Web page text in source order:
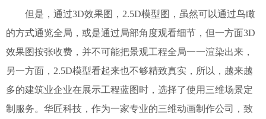
但是，通过3D效果图，2.5D模型图，虽然可以通过鸟瞰
的方式通览全局，或是通过局部角度观看细节，但一方面3D
效果图按张收费，并不可能把景观工程全局一一渲染出来，
另一方面，2.5D模型看起来也不够精致真实，所以，越来越
多的建筑业企业在展示工程蓝图时，选择了使用三维场景定
制服务。华匠科技，作为一家专业的三维动画制作公司， 致